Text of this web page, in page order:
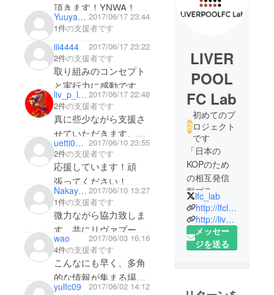
頂きます！YNWA！
Yuuya Oka 2017/06/17 23:44
1件の支援者です
iii4444
2017/06/17 23:22
2件の支援者です
取り組みのコンセプト
と実行力に感動です！
引き続きよろしくお願
いします
liv_p_lvej 2017/06/17 22:48
2件の支援者です
真に些少ながら支援さ
せていただきます。
このサイトを通じて少
しでも多くの人にリバ
プールの魅力が伝わっ
てほしいですね。
これからも良質な記事
を期待しています!
uetti0221 2017/06/10 23:55
2件の支援者です
応援しています！頑
張ってください！
NakayaAya 2017/06/10 13:27
1件の支援者です
微力ながら協力致しま
す。共にリヴァプール
を盛り上げていきたい
です。
共に頑張っていきま
しょう！
wao
2017/06/03 16:16
4件の支援者です
こんなにも早く、多角
的な情報が集まる場所
は他にありません。
yulfc09
2017/06/02 14:12
LIVER
POOL
FC Lab
初めてのプ
ロジェクト
です
「日本の
KOPのため
の相互発信
型プラット
フォーム」
リバプール
FCラボの管
理人です。
lfc_lab
http://lfclab.jp/
http://liverpoolsc.jp/info/liverpoolfc_lab_introduction/
メッセー
ジを送る